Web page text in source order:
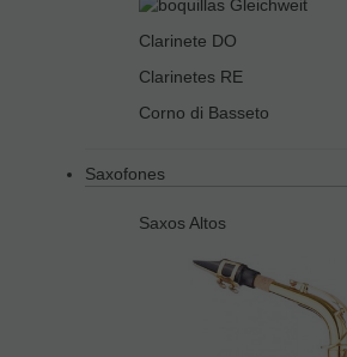
Clarinete DO
Clarinetes RE
Corno di Basseto
Saxofones
Saxos Altos